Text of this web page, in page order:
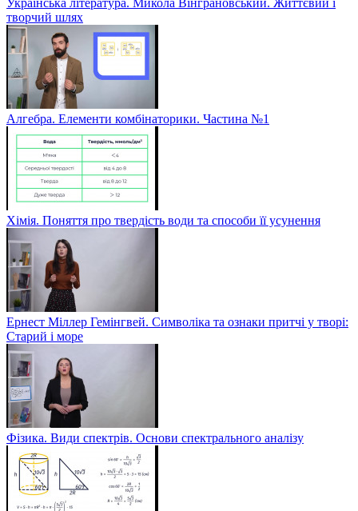
творчий шлях
Алгебра. Елементи комбінаторики. Частина №1
Хімія. Поняття про твердість води та способи її усунення
Ернест Міллер Гемінгвей. Символіка та ознаки притчі у творі:
Старий і море
Фізика. Види спектрів. Основи спектрального аналізу